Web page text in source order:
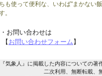
も使って便利な、いわば"まかない
。
お問い合わせは
お問い合わせフォーム 】
『気象人』に掲載した内容についての
二次利用、無断転載、